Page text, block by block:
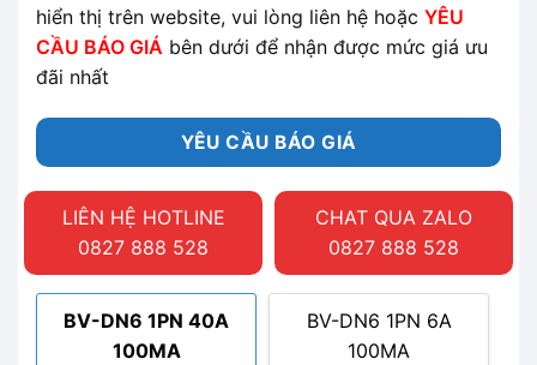
hiển thị trên website, vui lòng liên hệ hoặc YÊU
CẦU BÁO GIÁ bên dưới để nhận được mức giá ưu
đãi nhất
YÊU CẦU BÁO GIÁ
LIÊN HỆ HOTLINE
0827 888 528
CHAT QUA ZALO
0827 888 528
BV-DN6 1PN 40A
100MA
BV-DN6 1PN 6A
100MA